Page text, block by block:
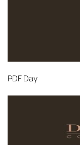
PDFDay